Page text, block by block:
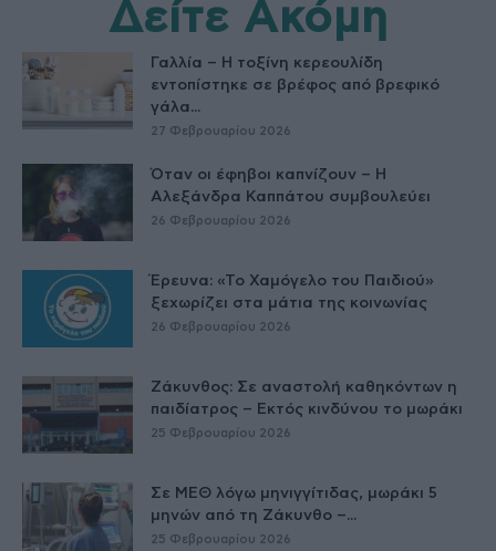
Δείτε Ακόμη
Γαλλία – Η τοξίνη κερεουλίδη
εντοπίστηκε σε βρέφος από βρεφικό
γάλα...
27 Φεβρουαρίου 2026
Όταν οι έφηβοι καπνίζουν – Η
Αλεξάνδρα Καππάτου συμβουλεύει
26 Φεβρουαρίου 2026
Έρευνα: «Το Χαμόγελο του Παιδιού»
ξεχωρίζει στα μάτια της κοινωνίας
26 Φεβρουαρίου 2026
Ζάκυνθος: Σε αναστολή καθηκόντων η
παιδίατρος – Εκτός κινδύνου το μωράκι
25 Φεβρουαρίου 2026
Σε ΜΕΘ λόγω μηνιγγίτιδας, μωράκι 5
μηνών από τη Ζάκυνθο –...
25 Φεβρουαρίου 2026